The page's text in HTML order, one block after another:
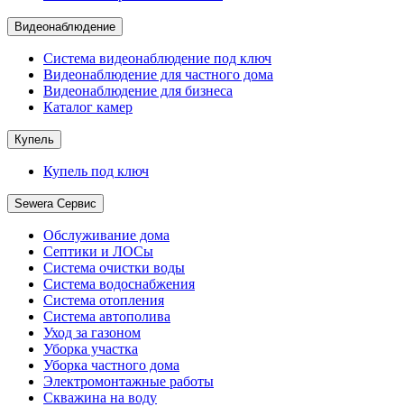
Видеонаблюдение
Система видеонаблюдение под ключ
Видеонаблюдение для частного дома
Видеонаблюдение для бизнеса
Каталог камер
Купель
Купель под ключ
Sewera Сервис
Обслуживание дома
Септики и ЛОСы
Система очистки воды
Система водоснабжения
Система отопления
Система автополива
Уход за газоном
Уборка участка
Уборка частного дома
Электромонтажные работы
Скважина на воду